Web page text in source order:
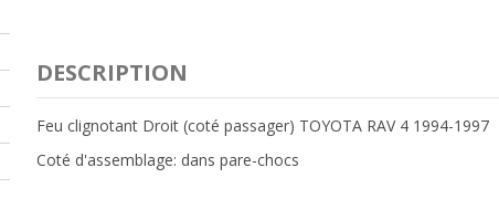
DESCRIPTION
Feu clignotant Droit (coté passager) TOYOTA RAV 4 1994-1997
Coté d'assemblage: dans pare-chocs